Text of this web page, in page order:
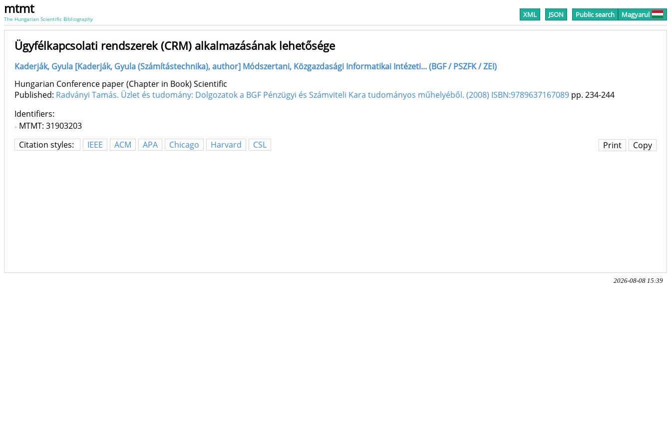
mtmt
The Hungarian Scientific Bibliography XML JSON Public search Magyarul
Ügyfélkapcsolati rendszerek (CRM) alkalmazásának lehetősége
Kaderják, Gyula [Kaderják, Gyula (Számítástechnika), author] Módszertani, Közgazdasági Informatikai Intézeti... (BGF / PSZFK / ZEI)
Hungarian Conference paper (Chapter in Book) Scientific
Published: Radványi Tamás. Üzlet és tudomány: Dolgozatok a BGF Pénzügyi és Számviteli Kara tudományos műhelyéből. (2008) ISBN:9789637167089 pp. 234-244
Identifiers
MTMT: 31903203
Citation styles:
IEEE ACM APA Chicago Harvard CSL Copy
Print
2026-08-08 15:39